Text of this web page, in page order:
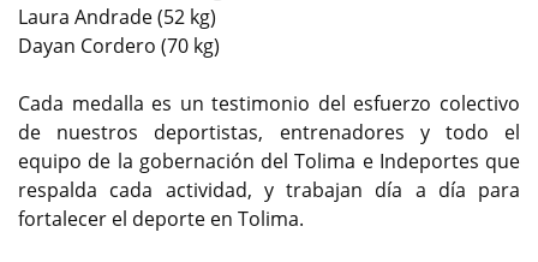
Laura Andrade (52 kg)
Dayan Cordero (70 kg)
Cada medalla es un testimonio del esfuerzo colectivo
de nuestros deportistas, entrenadores y todo el
equipo de la gobernación del Tolima e Indeportes que
respalda cada actividad, y trabajan día a día para
fortalecer el deporte en Tolima.